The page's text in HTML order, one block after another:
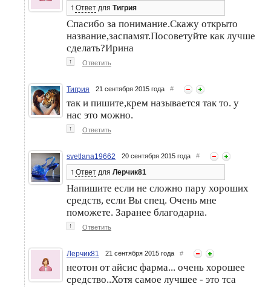
↑ Ответ для Тигрия
Спасибо за понимание.Скажу открыто
название,заспамят.Посоветуйте как лучше
сделать?Ирина
↑ Ответить
Тигрия 21 сентября 2015 года #
так и пишите,крем называется так то. у
нас это можно.
↑ Ответить
svetlana19662 20 сентября 2015 года #
↑ Ответ для Лерчик81
Напишите если не сложно пару хороших
средств, если Вы спец. Очень мне
поможете. Заранее благодарна.
↑ Ответить
Лерчик81 21 сентября 2015 года #
неотон от айсис фарма... очень хорошее
средство..Хотя самое лучшее - это тса